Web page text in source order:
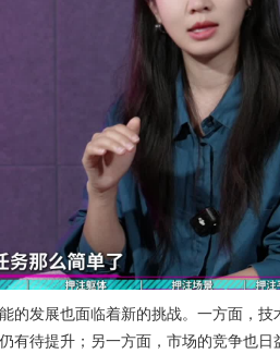
的发展也面临着新的挑战。一方面，技
有待提升；另一方面，市场的竞争也日